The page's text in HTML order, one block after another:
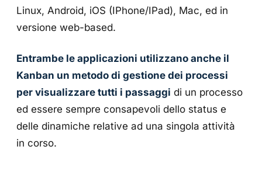
Linux, Android, iOS (IPhone/IPad), Mac, ed in
versione web-based.
Entrambe le applicazioni utilizzano anche il
Kanban un metodo di gestione dei processi
per visualizzare tutti i passaggi di un processo
ed essere sempre consapevoli dello status e
delle dinamiche relative ad una singola attività
in corso.